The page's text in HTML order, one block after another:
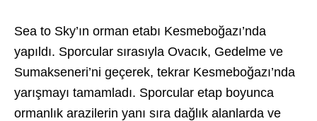
Sea to Sky’ın orman etabı Kesmeboğazı’nda
yapıldı. Sporcular sırasıyla Ovacık, Gedelme ve
Sumakseneri’ni geçerek, tekrar Kesmeboğazı’nda
yarışmayı tamamladı. Sporcular etap boyunca
ormanlık arazilerin yanı sıra dağlık alanlarda ve